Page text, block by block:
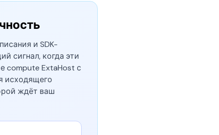
и SDK-
сигнал, когда эти
compute ExtaHost с
исходящего
ждёт ваш